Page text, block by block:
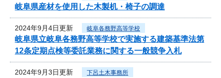
岐阜県産材を使用した木製机・椅子の調達
2024年9月4日更新 岐阜各務野高等学校
岐阜県立岐阜各務野高等学校で実施する建築基準法第
12条定期点検等委託業務に関する一般競争入札
2024年9月3日更新 下呂土木事務所